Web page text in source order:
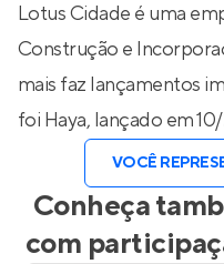
Lotus Cidade é uma
Construção e
mais faz lançamentos
foi Haya, lançado em
VOCÊ
Conheça
com